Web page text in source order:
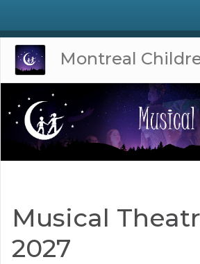
Montreal
Musical
2027